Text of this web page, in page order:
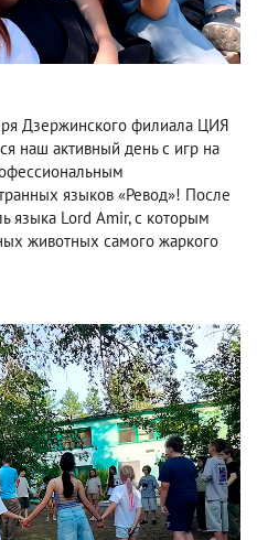
Дзержинского филиала ЦИЯ
наш активный день с игр на
языков «Ревод»! После
языка Lord Amir, с которым
животных самого жаркого